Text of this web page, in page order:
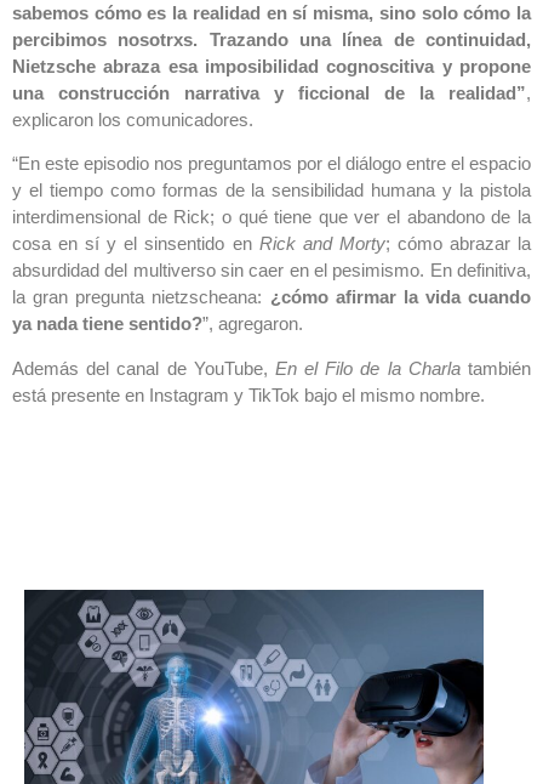
sabemos cómo es la realidad en sí misma, sino solo cómo la
percibimos nosotrxs. Trazando una línea de continuidad,
Nietzsche abraza esa imposibilidad cognoscitiva y propone
una construcción narrativa y ficcional de la realidad”,
explicaron los comunicadores.
“En este episodio nos preguntamos por el diálogo entre el espacio
y el tiempo como formas de la sensibilidad humana y la pistola
interdimensional de Rick; o qué tiene que ver el abandono de la
cosa en sí y el sinsentido en Rick and Morty; cómo abrazar la
absurdidad del multiverso sin caer en el pesimismo. En definitiva,
la gran pregunta nietzscheana: ¿cómo afirmar la vida cuando
ya nada tiene sentido?”, agregaron.
Además del canal de YouTube, En el Filo de la Charlatambién
está presente en Instagram y TikTok bajo el mismo nombre.